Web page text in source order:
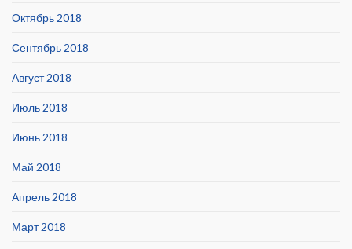
Октябрь 2018
Сентябрь 2018
Август 2018
Июль 2018
Июнь 2018
Май 2018
Апрель 2018
Март 2018